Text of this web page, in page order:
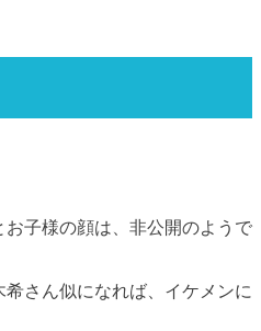
子様の顔は、非公開のようで
さん似になれば、イケメンに